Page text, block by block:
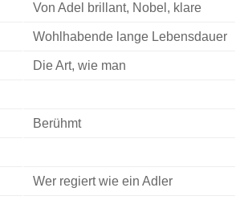
Von Adel brillant, Nobel, klare
Wohlhabende lange Lebensdauer
Die Art, wie man
Berühmt
Wer regiert wie ein Adler